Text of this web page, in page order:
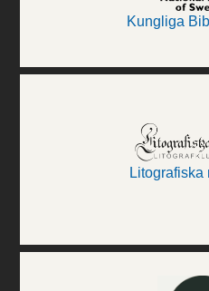
Kungliga
Litografiska